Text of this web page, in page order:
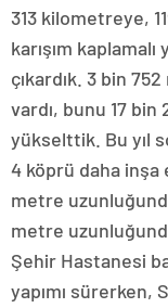
313 kilometreye,
karışım
çıkardık. 3 bin
vardı, bunu 17
yükselttik. Bu yıl
4 köprü daha inşa
metre
metre
Şehir Hastanesi
yapımı sürerken,